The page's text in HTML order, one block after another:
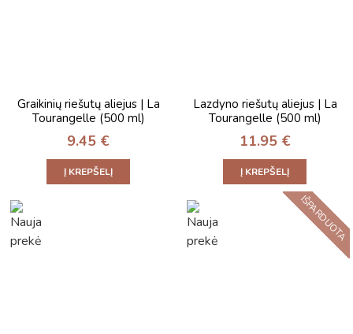
Graikinių riešutų aliejus | La
Tourangelle (500 ml)
9.45 €
Į KREPŠELĮ
Lazdyno riešutų aliejus | La
Tourangelle (500 ml)
11.95 €
Į KREPŠELĮ
IŠPARDUOTA